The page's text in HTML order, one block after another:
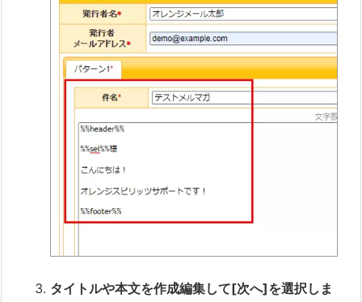
タイトルや本文を作成編集して[次へ]を選択しま